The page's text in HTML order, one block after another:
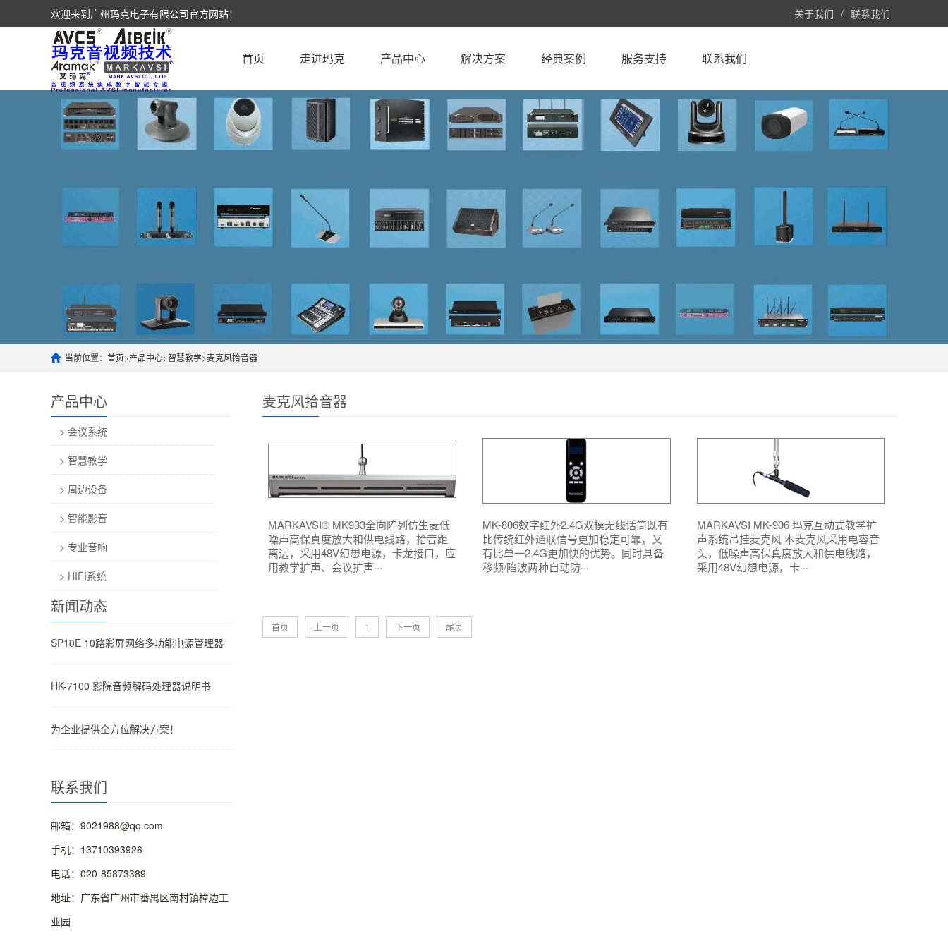
欢迎来到广州玛克电子有限公司官方网站！ 关于我们 / 联系我们
首页 走进玛克 产品中心 解决方案 经典案例 服务支持 联系我们
当前位置： 首页>产品中心>智慧教学>麦克风拾音器
产品中心
> 会议系统
> 智慧教学
> 周边设备
> 智能影音
> 专业音响
> HIFI系统
新闻动态
SP10E 10路彩屏网络多功能电源管理器
HK-7100 影院音频解码处理器说明书
为企业提供全方位解决方案！
联系我们
邮箱：9021988@qq.com
手机：13710393926
电话：020-85873389
地址：广东省广州市番禺区南村镇樟边工
业园
麦克风拾音器
MARKAVSI® MK933全向阵列仿生麦低
噪声高保真度放大和供电线路，拾音距
离远，采用48V幻想电源，卡龙接口，应
用教学扩声、会议扩声···
MK-806数字红外2.4G双模无线话筒既有
比传统红外通联信号更加稳定可靠，又
有比单一2.4G更加快的优势。同时具备
移频/陷波两种自动防···
MARKAVSI MK-906 玛克互动式教学扩
声系统吊挂麦克风 本麦克风采用电容音
头，低噪声高保真度放大和供电线路，
采用48V幻想电源，卡···
首页 上一页 1 下一页 尾页